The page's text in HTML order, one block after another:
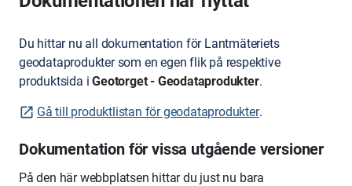
Du hittar nu all dokumentation för Lantmäteriets
geodataprodukter som en egen flik på respektive
produktsida i Geotorget - Geodataprodukter.
Gå till produktlistan för geodataprodukter.
Dokumentation för vissa utgående versioner
På den här webbplatsen hittar du just nu bara